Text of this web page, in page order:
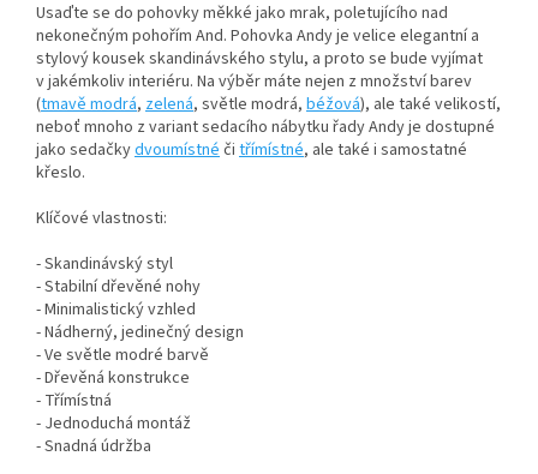
Usaďte se do pohovky měkké jako mrak, poletujícího nad
nekonečným pohořím And. Pohovka Andy je velice elegantní a
stylový kousek skandinávského stylu, a proto se bude vyjímat
v jakémkoliv interiéru. Na výběr máte nejen z množství barev
(tmavě modrá, zelená, světle modrá, béžová), ale také velikostí,
neboť mnoho z variant sedacího nábytku řady Andy je dostupné
jako sedačkydvoumístnéči třímístné, ale také i samostatné
křeslo.
Klíčové vlastnosti:
- Skandinávský styl
- Stabilní dřevěné nohy
- Minimalistický vzhled
- Nádherný, jedinečný design
- Ve světle modré barvě
- Dřevěná konstrukce
- Třímístná
- Jednoduchá montáž
- Snadná údržba